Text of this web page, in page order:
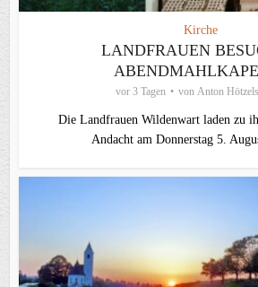
Kirche
LANDFRAUEN
vor 3 Tagen von Anton
Die Landfrauen Wildenwart laden zu
Andacht am Donnerstag 5.